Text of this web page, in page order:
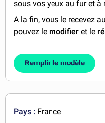
sous vos yeux au fur et à
A la fin, vous le recevez
pouvez le modifier et le
Remplir le modèle
Pays : France